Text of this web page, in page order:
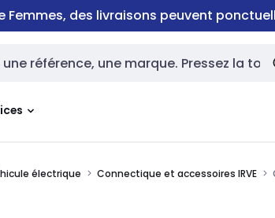
Femmes, des livraisons peuvent
électrique Connectique et accessoires IRVE